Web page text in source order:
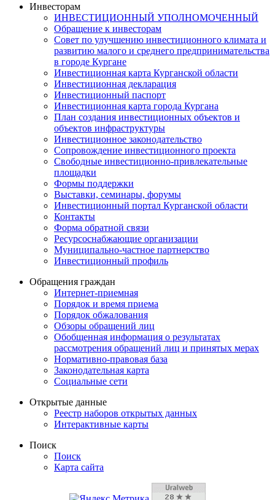
Инвесторам
ИНВЕСТИЦИОННЫЙ УПОЛНОМОЧЕННЫЙ
Обращение к инвесторам
Совет по улучшению инвестиционного климата и
развитию малого и среднего предпринимательства
в городе Кургане
Инвестиционная карта Курганской области
Инвестиционная декларация
Инвестиционный паспорт
Инвестиционная карта города Кургана
План создания инвестиционных объектов и
объектов инфраструктуры
Инвестиционное законодательство
Сопровождение инвестиционного проекта
Свободные инвестиционно-привлекательные
площадки
Формы поддержки
Выставки, семинары, форумы
Инвестиционный портал Курганской области
Контакты
Форма обратной связи
Ресурсоснабжающие организации
Муниципально-частное партнерство
Инвестиционный профиль
Обращения граждан
Интернет-приемная
Порядок и время приема
Порядок обжалования
Обзоры обращений лиц
Обобщенная информация о результатах
рассмотрения обращений лиц и принятых мерах
Нормативно-правовая база
Законодательная карта
Социальные сети
Открытые данные
Реестр наборов открытых данных
Интерактивные карты
Поиск
Поиск
Карта сайта